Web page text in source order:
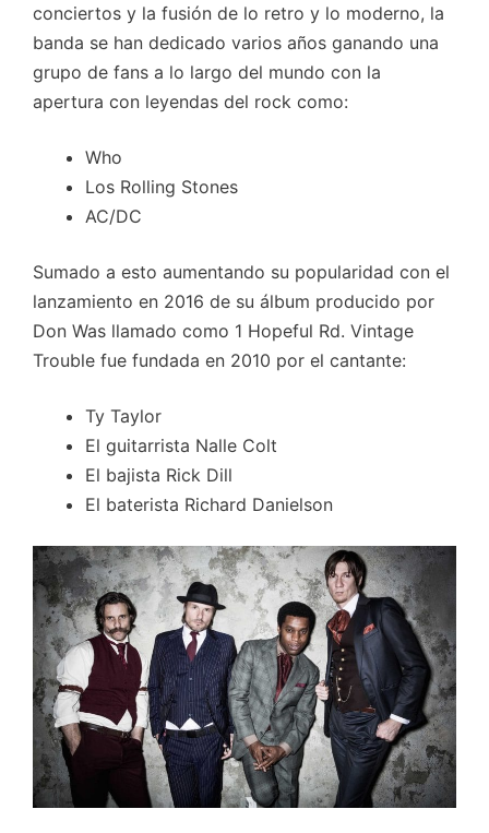
conciertos y la fusión de lo retro y lo moderno, la
banda se han dedicado varios años ganando una
grupo de fans a lo largo del mundo con la
apertura con leyendas del rock como:
Who
Los Rolling Stones
AC/DC
Sumado a esto aumentando su popularidad con el
lanzamiento en 2016 de su álbum producido por
Don Was llamado como 1 Hopeful Rd. Vintage
Trouble fue fundada en 2010 por el cantante:
Ty Taylor
El guitarrista Nalle Colt
El bajista Rick Dill
El baterista Richard Danielson